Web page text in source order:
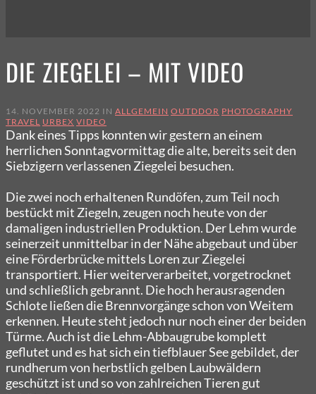
DIE ZIEGELEI – MIT VIDEO
14. NOVEMBER 2022 IN ALLGEMEIN OUTDDOR PHOTOGRAPHY
TRAVEL URBEX VIDEO
Dank eines Tipps konnten wirgestern aneinem
herrlichenSonntagvormittag diealte, bereitsseit den
Siebzigern verlassenen Ziegelei besuchen.
Die zwei noch erhaltenen Rundöfen, zum Teil noch
bestückt mit Ziegeln, zeugen noch heute von der
damaligen industriellen Produktion. Der Lehm wurde
seinerzeit unmittelbar in der Nähe abgebaut und über
eine Förderbrücke mittels Loren zur Ziegelei
transportiert. Hier weiterverarbeitet, vorgetrocknet
und schließlich gebrannt. Die hoch herausragenden
Schloteließen die Brennvorgänge schonvon Weitem
erkennen. Heute steht jedoch nur noch einer der beiden
Türme. Auch ist die Lehm-Abbaugrube komplett
geflutet und es hat sich ein tiefblauer See gebildet, der
rundherum von herbstlich gelben Laubwäldern
geschützt ist und so von zahlreichenTieren gut